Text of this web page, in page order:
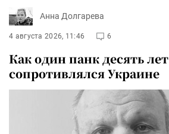
Анна Долгарева
4 августа 2026, 11:46 6
Как один панк десять лет
сопротивлялся Украине